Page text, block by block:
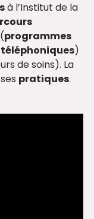
à l’Institut de la
(programmes
)
de soins). La
pratiques.